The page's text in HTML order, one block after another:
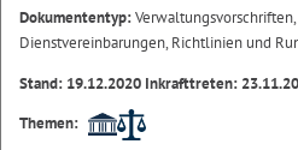
Dokumententyp:
Dienstvereinbarungen, Richtlinien und
Stand: 19.12.2020 Inkrafttreten:
Themen: